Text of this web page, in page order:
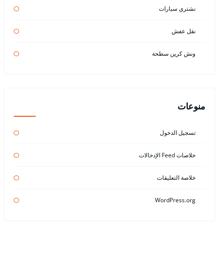
نشتري سيارات
نقل عفش
ونش كرين سطحة
منوعات
تسجيل الدخول
خلاصات Feed الإدخالات
خلاصة التعليقات
WordPress.org